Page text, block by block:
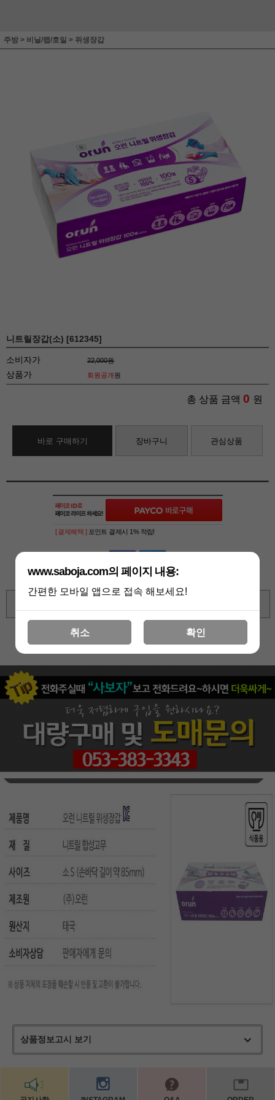
주방 > 비닐/랩/호일 > 위생장갑
니트릴장갑(소) [612345]
소비자가 22,000원
상품가 회원공개원
총 상품 금액 0 원
바로 구매하기 장바구니 관심상품
[ 결제혜택 ] 포인트 결제시 1% 적립!
상세 정보를 확대해 보실 수 있습니다
상품정보고시 보기
www.saboja.com의 페이지 내용:
간편한 모바일 앱으로 접속 해보세요!
취소 확인